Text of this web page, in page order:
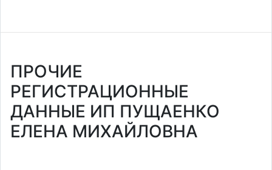
ПРОЧИЕ
РЕГИСТРАЦИОННЫЕ
ДАННЫЕ ИП ПУЩАЕНКО
ЕЛЕНА МИХАЙЛОВНА